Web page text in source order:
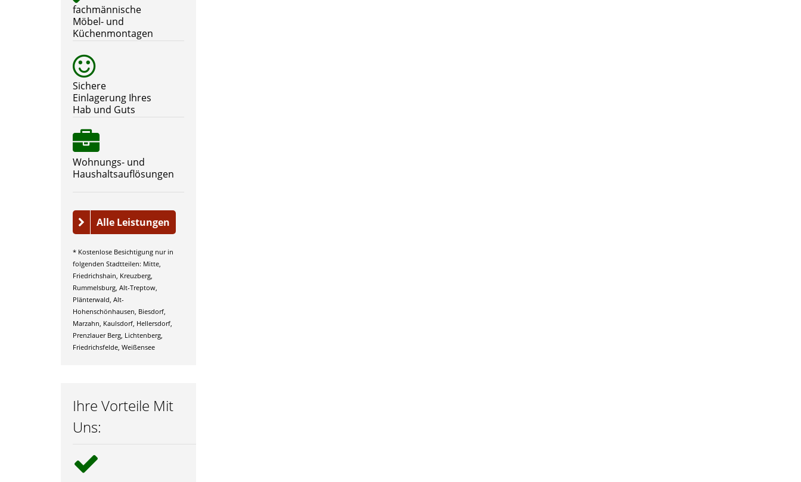
fachmännische
Möbel- und
Küchenmontagen
Sichere
Einlagerung Ihres
Hab und Guts
Wohnungs- und
Haushaltsauflösungen
Alle Leistungen
* Kostenlose Besichtigung nur in
folgenden Stadtteilen: Mitte,
Friedrichshain, Kreuzberg,
Rummelsburg, Alt-Treptow,
Plänterwald, Alt-
Hohenschönhausen, Biesdorf,
Marzahn, Kaulsdorf, Hellersdorf,
Prenzlauer Berg, Lichtenberg,
Friedrichsfelde, Weißensee
Ihre Vorteile Mit
Uns: